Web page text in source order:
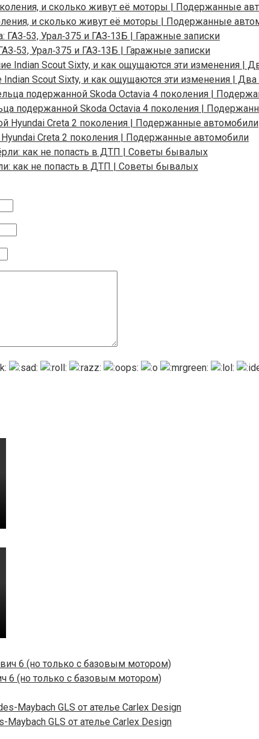
и сколько живут её моторы | Подержанные
Урал‑375 и ГАЗ‑13Б | Гаражные записки
Scout Sixty, и как ощущаются эти изменения | Два
подержанной Skoda Octavia 4 поколения |
Creta 2 поколения | Подержанные автомобили
как не попасть в ДТП | Советы бывалых
6 (но только с базовым мотором)
GLS от ателье Carlex Design